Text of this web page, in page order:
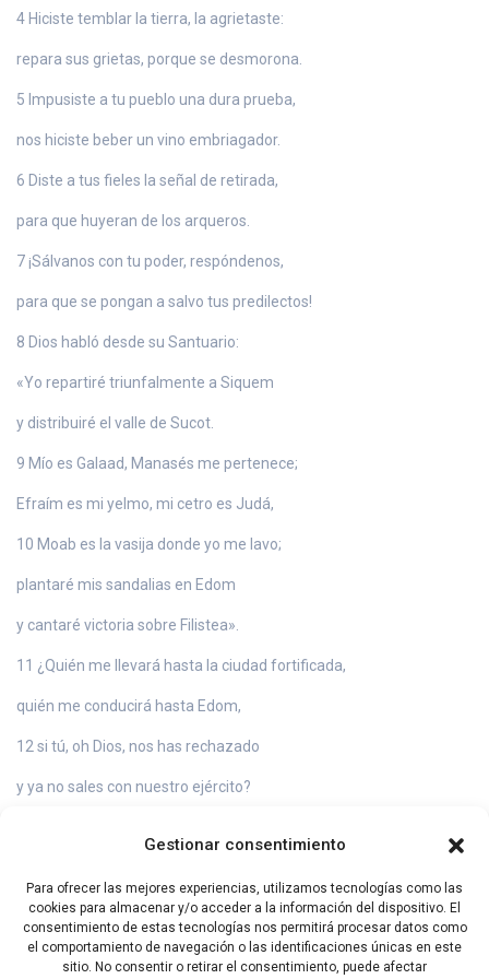
Gestionar consentimiento
Para ofrecer las mejores experiencias, utilizamos tecnologías como las
cookies para almacenar y/o acceder a la información del dispositivo. El
consentimiento de estas tecnologías nos permitirá procesar datos como
el comportamiento de navegación o las identificaciones únicas en este
sitio. No consentir o retirar el consentimiento, puede afectar
4 Hiciste temblar la tierra, la agrietaste:
repara sus grietas, porque se desmorona.
5 Impusiste a tu pueblo una dura prueba,
nos hiciste beber un vino embriagador.
6 Diste a tus fieles la señal de retirada,
para que huyeran de los arqueros.
7 ¡Sálvanos con tu poder, respóndenos,
para que se pongan a salvo tus predilectos!
8 Dios habló desde su Santuario:
«Yo repartiré triunfalmente a Siquem
y distribuiré el valle de Sucot.
9 Mío es Galaad, Manasés me pertenece;
Efraím es mi yelmo, mi cetro es Judá,
10 Moab es la vasija donde yo me lavo;
plantaré mis sandalias en Edom
y cantaré victoria sobre Filistea».
11 ¿Quién me llevará hasta la ciudad fortificada,
quién me conducirá hasta Edom,
12 si tú, oh Dios, nos has rechazado
y ya no sales con nuestro ejército?
14 Con Dios alcanzaremos la victoria
y él aplastará a nuestros enemigos.